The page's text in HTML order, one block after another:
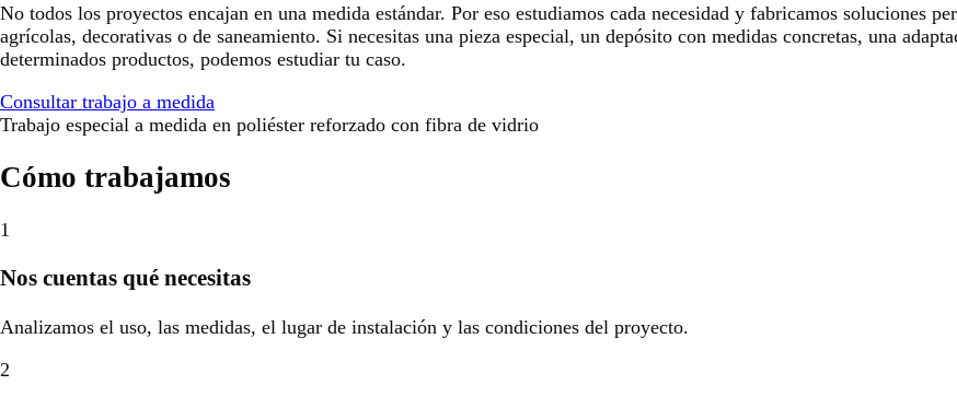
No todos los proyectos encajan en una medida estándar. Por eso estudiamos cada necesidad y fabricamos soluciones
agrícolas, decorativas o de saneamiento. Si necesitas una pieza especial, un depósito con medidas concretas, una
determinados productos, podemos estudiar tu caso.
Consultar trabajo a medida
Trabajo especial a medida en poliéster reforzado con fibra de vidrio
Cómo trabajamos
1
Nos cuentas qué necesitas
Analizamos el uso, las medidas, el lugar de instalación y las condiciones del proyecto.
2